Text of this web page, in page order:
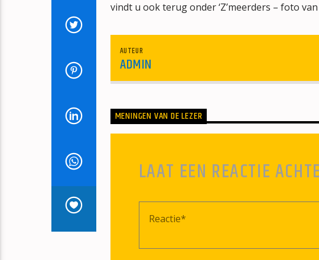
vindt u ook terug onder ‘Z’meerders – foto van
AUTEUR
ADMIN
MENINGEN VAN DE LEZER
LAAT EEN REACTIE